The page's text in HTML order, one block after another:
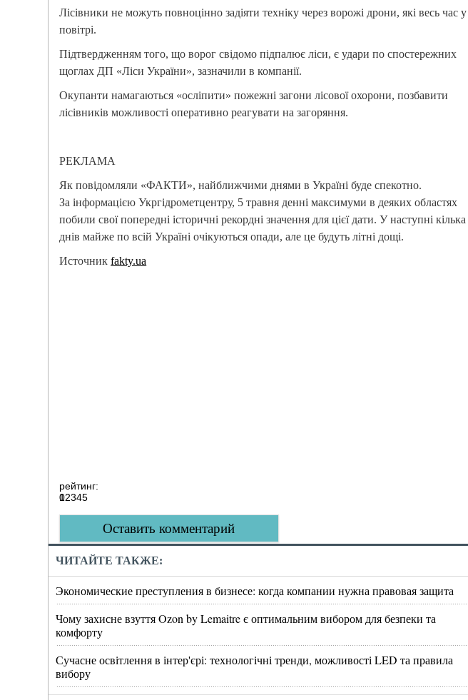
Лісівники не можуть повноцінно задіяти техніку через ворожі дрони, які весь час у
повітрі.
Підтвердженням того, що ворог свідомо підпалює ліси, є удари по спостережних
щоглах ДП «Ліси України», зазначили в компанії.
Окупанти намагаються «осліпити» пожежні загони лісової охорони, позбавити
лісівників можливості оперативно реагувати на загоряння.
РЕКЛАМА
Як повідомляли «ФАКТИ», найближчими днями в Україні буде спекотно.
За інформацією Укргідрометцентру, 5 травня денні максимуми в деяких областях
побили свої попередні історичні рекордні значення для цієї дати. У наступні кілька
днів майже по всій Україні очікуються опади, але це будуть літні дощі.
Источникfakty.ua
рейтинг:
0
12345
Оставить комментарий
ЧИТАЙТЕ ТАКЖЕ:
Экономические преступления в бизнесе: когда компании нужна правовая защита
Чому захисне взуття Ozon by Lemaitre є оптимальним вибором для безпеки та
комфорту
Сучасне освітлення в інтер'єрі: технологічні тренди, можливості LED та правила
вибору